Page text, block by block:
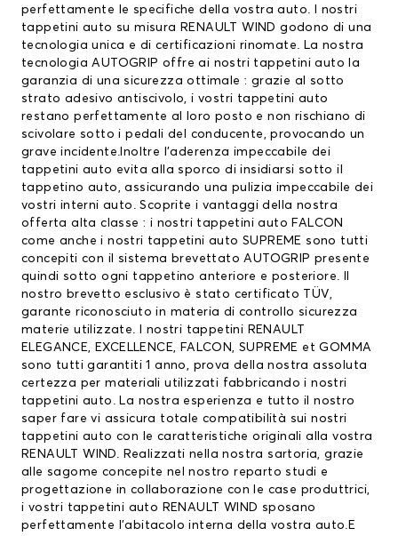
perfettamente le specifiche della vostra auto. I nostri
tappetini auto su misura RENAULT WIND godono di una
tecnologia unica e di certificazioni rinomate. La nostra
tecnologia AUTOGRIP offre ai nostri tappetini auto la
garanzia di una sicurezza ottimale : grazie al sotto
strato adesivo antiscivolo, i vostri tappetini auto
restano perfettamente al loro posto e non rischiano di
scivolare sotto i pedali del conducente, provocando un
grave incidente.Inoltre l’aderenza impeccabile dei
tappetini auto evita alla sporco di insidiarsi sotto il
tappetino auto, assicurando una pulizia impeccabile dei
vostri interni auto. Scoprite i vantaggi della nostra
offerta alta classe : i nostri tappetini auto FALCON
come anche i nostri tappetini auto SUPREME sono tutti
concepiti con il sistema brevettato AUTOGRIP presente
quindi sotto ogni tappetino anteriore e posteriore. Il
nostro brevetto esclusivo è stato certificato TÜV,
garante riconosciuto in materia di controllo sicurezza
materie utilizzate. I nostri tappetini RENAULT
ELEGANCE, EXCELLENCE, FALCON, SUPREME et GOMMA
sono tutti garantiti 1 anno, prova della nostra assoluta
certezza per materiali utilizzati fabbricando i nostri
tappetini auto. La nostra esperienza e tutto il nostro
saper fare vi assicura totale compatibilità sui nostri
tappetini auto con le caratteristiche originali alla vostra
RENAULT WIND. Realizzati nella nostra sartoria, grazie
alle sagome concepite nel nostro reparto studi e
progettazione in collaborazione con le case produttrici,
i vostri tappetini auto RENAULT WIND sposano
perfettamente l’abitacolo interna della vostra auto.E